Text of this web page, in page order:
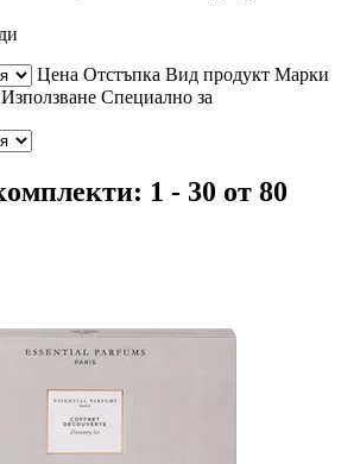
Цена Отстъпка Вид продукт Марки
Използване Специално за
1 - 30 от 80